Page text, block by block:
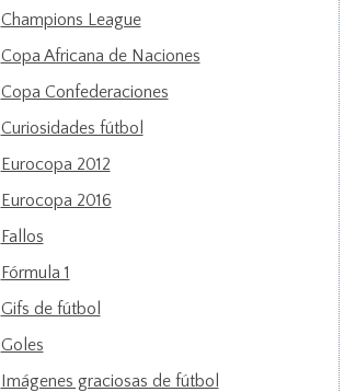
Champions League
Copa Africana de Naciones
Copa Confederaciones
Curiosidades fútbol
Eurocopa 2012
Eurocopa 2016
Fallos
Fórmula 1
Gifs de fútbol
Goles
Imágenes graciosas de fútbol